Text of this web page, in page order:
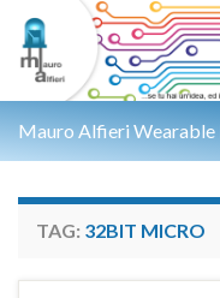
Mauro Alfieri
TAG: 32BIT MICRO